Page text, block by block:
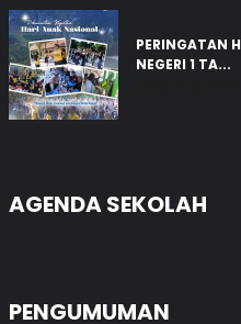
PERINGATAN
NEGERI 1 TA...
AGENDA SEKOLAH
PENGUMUMAN